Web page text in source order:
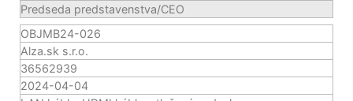
Predseda predstavenstva/CEO
OBJMB24-026
Alza.sk s.r.o.
36562939
2024-04-04